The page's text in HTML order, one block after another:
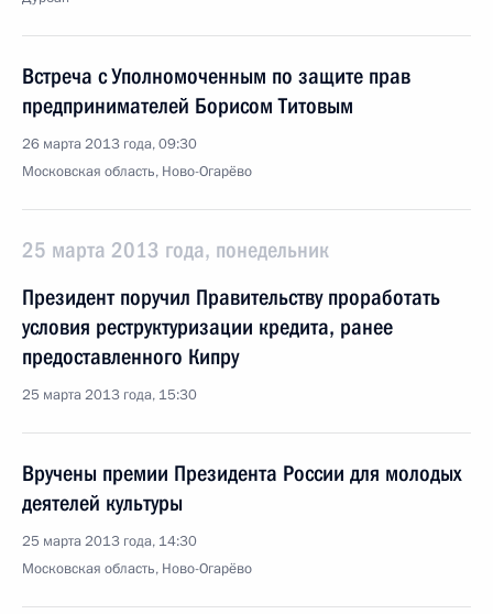
Встреча с Уполномоченным по защите прав
предпринимателей Борисом Титовым
26 марта 2013 года, 09:30
Московская область, Ново-Огарёво
25 марта 2013 года, понедельник
Президент поручил Правительству проработать
условия реструктуризации кредита, ранее
предоставленного Кипру
25 марта 2013 года, 15:30
Вручены премии Президента России для молодых
деятелей культуры
25 марта 2013 года, 14:30
Московская область, Ново-Огарёво